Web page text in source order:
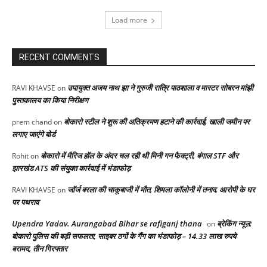
Load more
RECENT COMMENTS
RAVI KHAVSE on उपायुक्त अजय नाथ झा ने गुरुजी रात्रि पाठशाला व मास्टर सोबरन मांझी
पुस्तकालय का किया निरीक्षण
prem chandon बोकारो स्टील ने शुरू की अतिक्रमण हटाने की कार्रवाई, खाली जमीन पर
लगाए जाएंगे बोर्ड
Rohiton बोकारो में मैरिज हॉल के अंदर चल रही थी मिनी गन फैक्ट्री, बंगाल STF और
झारखंड ATS की संयुक्त कार्रवाई में भंडाफोड़
RAVI KHAVSE on जॉर्ज बरला की चाकूबाजी में मौत, शिमला कॉलोनी में तनाव, आरोपी के घर
पर पथराव
Upendra Yadav. Aurangabad Bihar se rafiganj thana on ब्रेकिंग न्यूज़:
बोकारो पुलिस की बड़ी सफलता, साइबर ठगों के गैंग का भंडाफोड़ – 14.33 लाख रुपये
बरामद, तीन गिरफ्तार